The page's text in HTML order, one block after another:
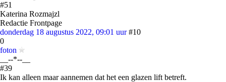
#51
Katerina Rozmajzl
Redactie Frontpage
donderdag 18 augustus 2022, 09:01 uur #10
0
foton
__--*--__
#39
Ik kan alleen maar aannemen dat het een glazen lift betreft.